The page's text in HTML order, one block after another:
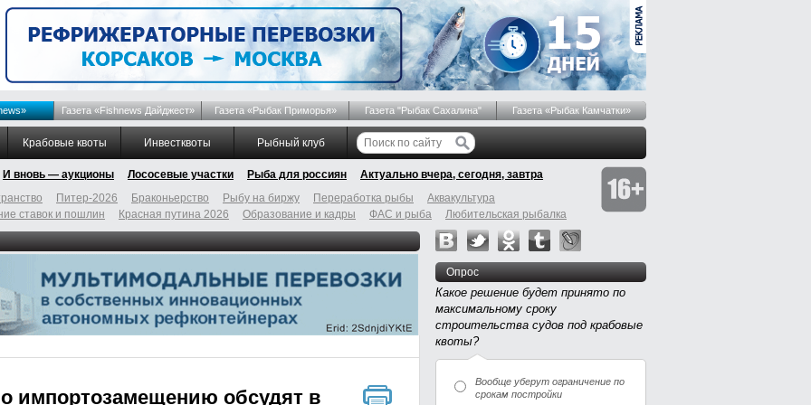
Газета «Fishnews Дайджест» Газета «Рыбак Приморья» Газета "Рыбак Сахалина" Газета «Рыбак Камчатки»
Крабовые квоты Инвестквоты Рыбный клуб
И вновь — аукционы Лососевые участки Рыба для россиян
Актуально вчера, сегодня, завтра
Питер-2026 Браконьерство Рыбу на биржу Переработка рыбы
Аквакультура
ставок и пошлин Красная путина 2026 Образование и кадры ФАС и рыба Любительская рыбалка
импортозамещению обсудят в
Опрос
Какое решение будет принято по
максимальному сроку
строительства судов под крабовые
квоты?
Вообще уберут ограничение по
срокам постройки